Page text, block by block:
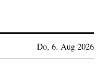
Do, 6. Aug 2026